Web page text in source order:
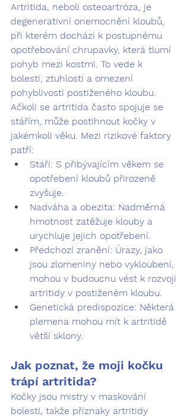
Artritida, neboli osteoartróza, je
degenerativní onemocnění kloubů,
při kterém dochází k postupnému
opotřebování chrupavky, která tlumí
pohyb mezi kostmi. To vede k
bolesti, ztuhlosti a omezení
pohyblivosti postiženého kloubu.
Ačkoli se artritida často spojuje se
stářím, může postihnout kočky v
jakémkoli věku. Mezi rizikové faktory
patří:
Stáří: S přibývajícím věkem se
opotřebení kloubů přirozeně
zvyšuje.
Nadváha a obezita: Nadměrná
hmotnost zatěžuje klouby a
urychluje jejich opotřebení.
Předchozí zranění: Úrazy, jako
jsou zlomeniny nebo vykloubení,
mohou v budoucnu vést k rozvoji
artritidy v postiženém kloubu.
Genetická predispozice: Některá
plemena mohou mít k artritidě
větší sklony.
Jak poznat, že moji kočku
trápí artritida?
Kočky jsou mistry v maskování
bolesti, takže příznaky artritidy